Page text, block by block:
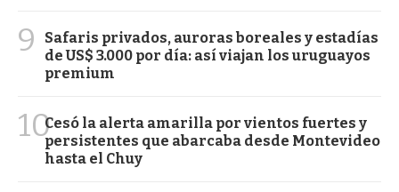
9
Safaris privados, auroras boreales y estadías
de US$ 3.000 por día: así viajan los uruguayos
premium
10Cesó la alerta amarilla por vientos fuertes y
persistentes que abarcaba desde Montevideo
hasta el Chuy